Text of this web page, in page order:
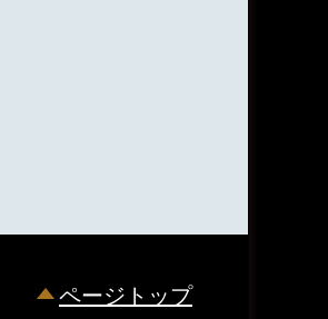
ページトップ